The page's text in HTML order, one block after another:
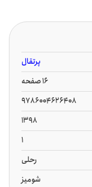
پرتقال
16 صفحه
9786004626408
1398
1
رحلی
شومیز